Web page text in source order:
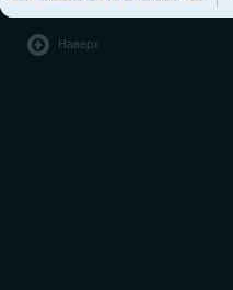
Наверх